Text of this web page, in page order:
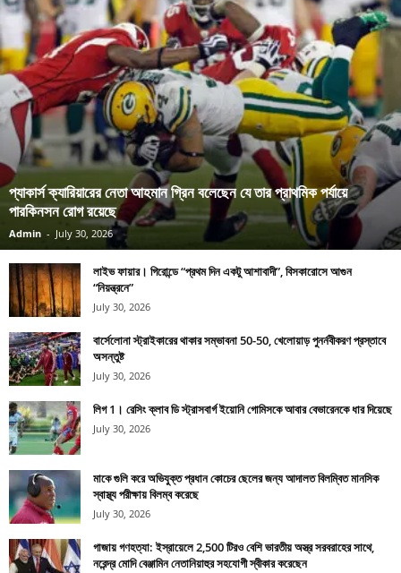
প্যাকার্স ক্যারিয়ারের নেতা আহমান গ্রিন বলেছেন যে তার প্রাথমিক পর্যায়ে
পারকিনসন রোগ রয়েছে
Admin - July 30, 2026
লাইভ ফায়ার। গিরোন্ডে “প্রথম দিন একটু আশাবাদী”, বিসকারোসে আগুন
“নিয়ন্ত্রনে”
July 30, 2026
বার্সেলোনা স্ট্রাইকারের থাকার সম্ভাবনা 50-50, খেলোয়াড় পুনর্নবীকরণ প্রস্তাবে
অসন্তুষ্ট
July 30, 2026
লিগ 1। রেসিং ক্লাব ডি স্ট্রাসবার্গ ইয়োনি গোমিসকে আবার বেভারেনকে ধার দিয়েছে
July 30, 2026
মাকে গুলি করে অভিযুক্ত প্রধান কোচের ছেলের জন্য আদালত বিলম্বিত মানসিক
স্বাস্থ্য পরীক্ষায় বিলম্ব করেছে
July 30, 2026
গাজায় গণহত্যা: ইস্রায়েলে 2,500 টিরও বেশি ভারতীয় অস্ত্র সরবরাহের সাথে,
নরেন্দ্র মোদি বেঞ্জামিন নেতানিয়াহুর সহযোগী স্বীকার করেছেন